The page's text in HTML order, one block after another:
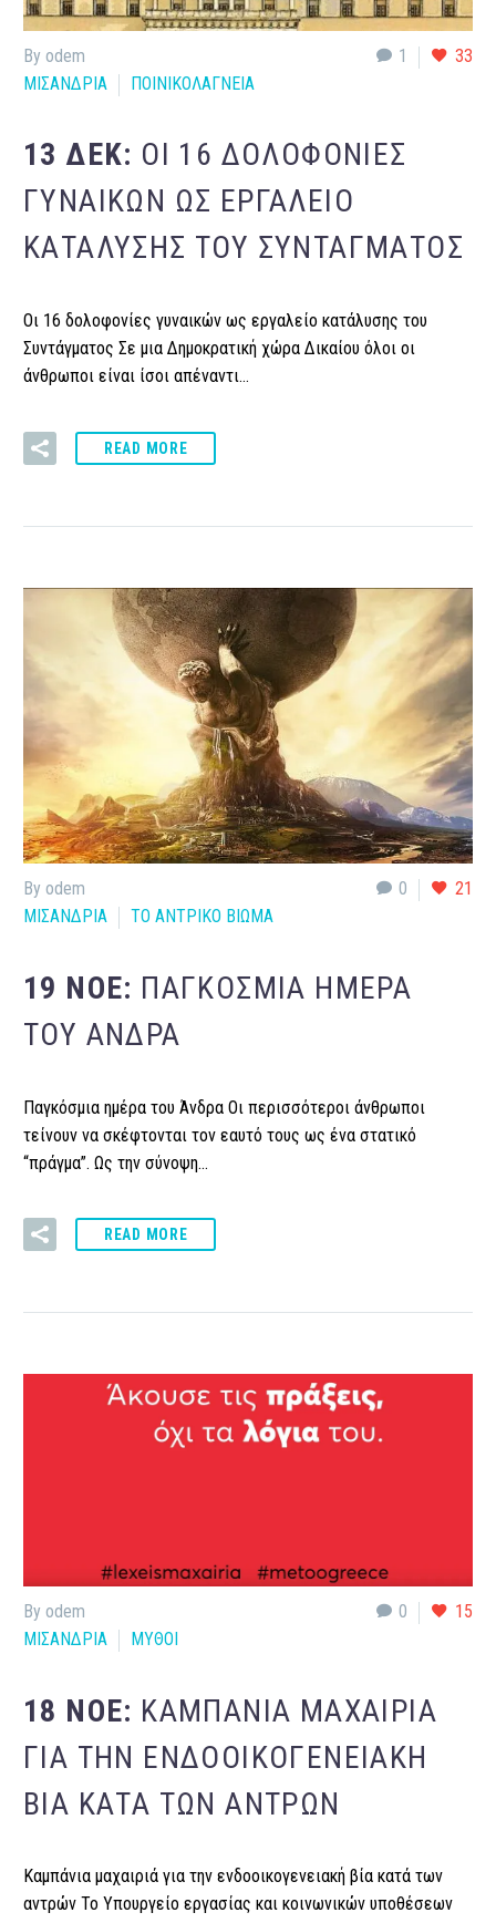
1 33
By odem
ΜΙΣΑΝΔΡΙΑ
ΠΟΙΝΙΚΟΛΑΓΝΕΙΑ
13 ΔΕΚ: ΟΙ 16 ΔΟΛΟΦΟΝΊΕΣ
ΓΥΝΑΙΚΏΝ ΩΣ ΕΡΓΑΛΕΊΟ
ΚΑΤΆΛΥΣΗΣ ΤΟΥ ΣΥΝΤΆΓΜΑΤΟΣ
Οι 16 δολοφονίες γυναικών ως εργαλείο κατάλυσης του
Συντάγματος Σε μια Δημοκρατική χώρα Δικαίου όλοι οι
άνθρωποι είναι ίσοι απέναντι…
READ MORE
0 21
By odem
ΜΙΣΑΝΔΡΙΑ
ΤΟ ΑΝΤΡΙΚΟ ΒΙΩΜΑ
19 ΝΟΈ: ΠΑΓΚΌΣΜΙΑ ΗΜΈΡΑ
ΤΟΥ ΆΝΔΡΑ
Παγκόσμια ημέρα του Άνδρα Οι περισσότεροι άνθρωποι
τείνουν να σκέφτονται τον εαυτό τους ως ένα στατικό
“πράγμα”. Ως την σύνοψη…
READ MORE
0 15
By odem
ΜΙΣΑΝΔΡΙΑ
ΜΥΘΟΙ
18 ΝΟΈ: ΚΑΜΠΆΝΙΑ ΜΑΧΑΙΡΙΆ
ΓΙΑ ΤΗΝ ΕΝΔΟΟΙΚΟΓΕΝΕΙΑΚΉ
ΒΊΑ ΚΑΤΆ ΤΩΝ ΑΝΤΡΏΝ
Καμπάνια μαχαιριά για την ενδοοικογενειακή βία κατά των
αντρών Το Υπουργείο εργασίας και κοινωνικών υποθέσεων